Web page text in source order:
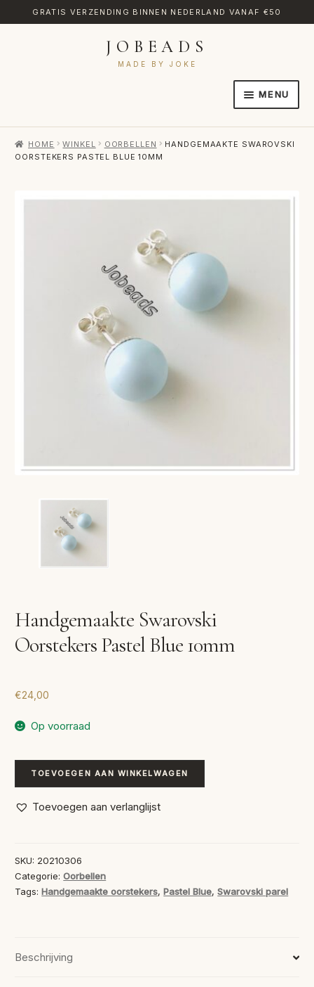
GRATIS VERZENDING BINNEN NEDERLAND VANAF €50
JOBEADS
MADE BY JOKE
MENU
AFREKENEN
VERLANGLIJST
HOME WINKEL OORBELLEN
HANDGEMAAKTE SWAROVSKI
OORSTEKERS PASTEL BLUE 10MM
Handgemaakte Swarovski
Oorstekers Pastel Blue 10mm
€24,00
Op voorraad
Handgemaakte
Swarovski
Oorstekers
10mm
aantal
TOEVOEGEN AAN WINKELWAGEN
Toevoegen aan verlanglijst
SKU: 20210306
Categorie:Oorbellen
Tags:Handgemaakte oorstekers,Pastel Blue,Swarovski parel
Beschrijving